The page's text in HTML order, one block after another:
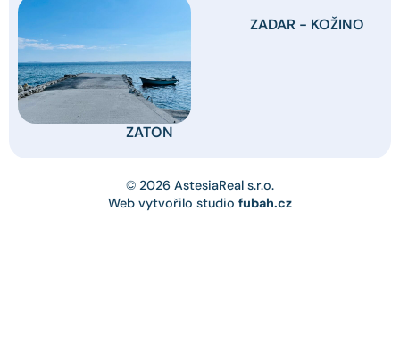
ZATON
ZADAR - KOŽINO
© 2026 AstesiaReal s.r.o.
Web vytvořilo studio fubah.cz